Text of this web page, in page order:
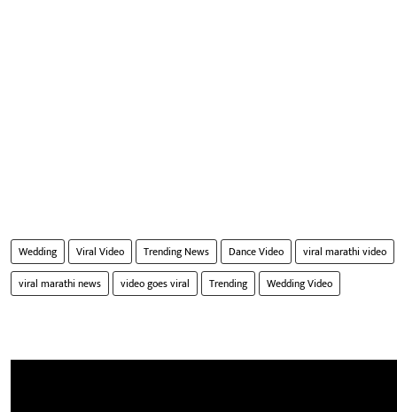
Wedding Viral Video Trending News Dance Video
viral marathi video
viral marathi news
video goes viral Trending Wedding Video